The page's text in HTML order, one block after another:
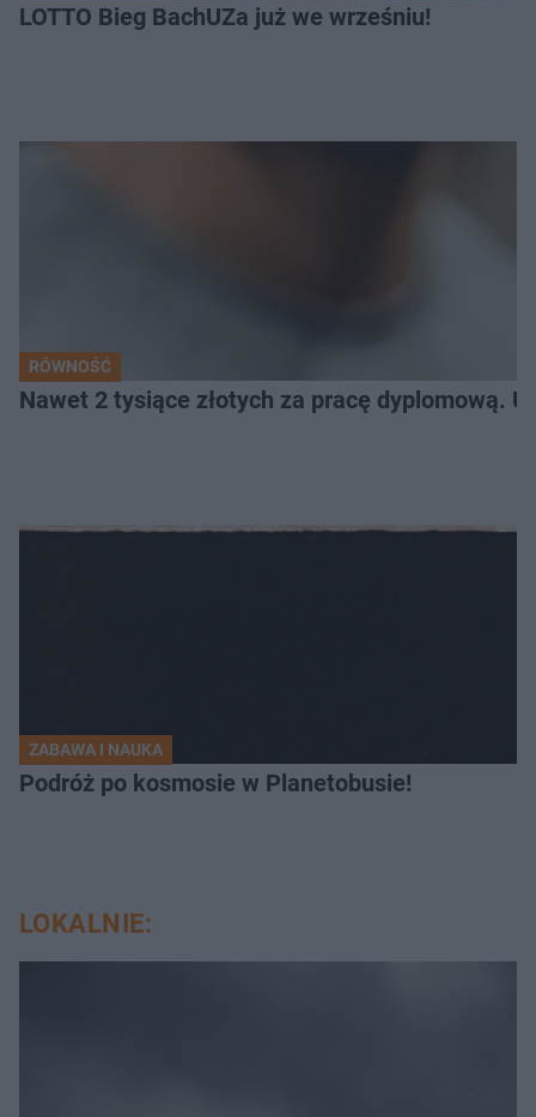
LOTTO Bieg BachUZa już we wrześniu!
RÓWNOŚĆ
Nawet 2 tysiące złotych za pracę dyplomową.
ZABAWA I NAUKA
Podróż po kosmosie w Planetobusie!
LOKALNIE: